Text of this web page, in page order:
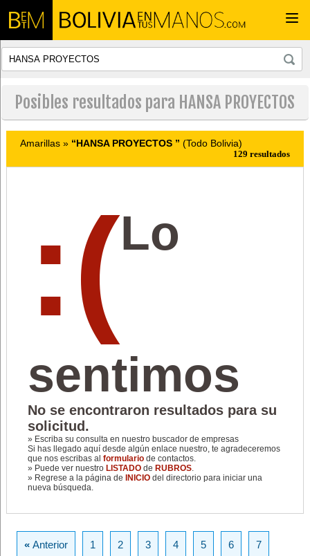
Posibles resultados para HANSA PROYECTOS
Amarillas » “HANSA PROYECTOS ” (Todo Bolivia)
129 resultados
:(Lo
sentimos
No se encontraron resultados para su
solicitud.
» Escriba su consulta en nuestro buscador de empresas
Si has llegado aquí desde algún enlace nuestro, te agradeceremos
que nos escribas alformulario de contactos.
» Puede ver nuestro LISTADO de RUBROS.
» Regrese a la página de
INICIO del directorio para iniciar una
nueva búsqueda.
«Anterior 1 2 3 4 5 6 7